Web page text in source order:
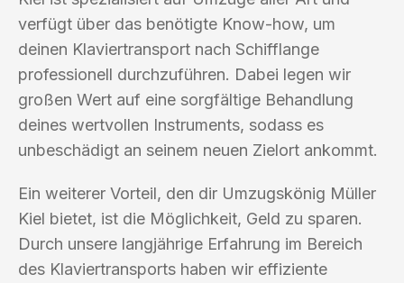
verfügt über das benötigte Know-how, um
deinen Klaviertransport nach Schifflange
professionell durchzuführen. Dabei legen wir
großen Wert auf eine sorgfältige Behandlung
deines wertvollen Instruments, sodass es
unbeschädigt an seinem neuen Zielort ankommt.
Ein weiterer Vorteil, den dir Umzugskönig Müller
Kiel bietet, ist die Möglichkeit, Geld zu sparen.
Durch unsere langjährige Erfahrung im Bereich
des Klaviertransports haben wir effiziente